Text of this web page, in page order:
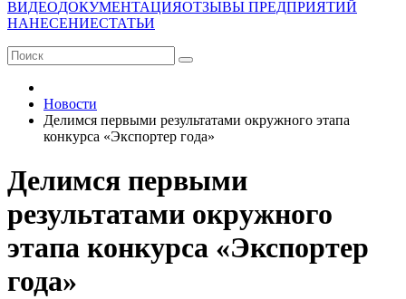
ВИДЕОДОКУМЕНТАЦИЯОТЗЫВЫ ПРЕДПРИЯТИЙ
НАНЕСЕНИЕСТАТЬИ
Новости
Делимся первыми результатами окружного этапа
конкурса «Экспортер года»
Делимся первыми
результатами окружного
этапа конкурса «Экспортер
года»